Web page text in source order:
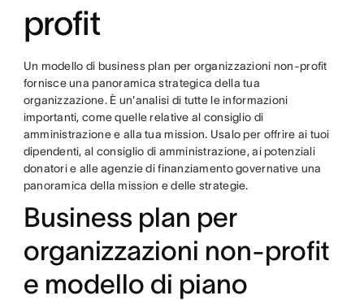
profit
Un modello di business plan per organizzazioni non-profit
fornisce una panoramica strategica della tua
organizzazione. È un'analisi di tutte le informazioni
importanti, come quelle relative al consiglio di
amministrazione e alla tua mission. Usalo per offrire ai tuoi
dipendenti, al consiglio di amministrazione, ai potenziali
donatori e alle agenzie di finanziamento governative una
panoramica della mission e delle strategie.
Business plan per
organizzazioni non-profit
e modello di piano